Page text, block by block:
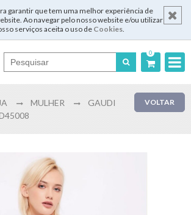
garantir que tem uma melhor experiência de
Ao navegar pelo nosso website e/ou utilizar
serviços aceita o uso de Cookies.
0
English
Français
VOLTAR
MULHER
GAUDI